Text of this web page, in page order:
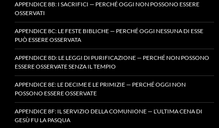
APPENDICE 8B: I SACRIFICI — PERCHÉ OGGI NON POSSONO ESSERE
OSSERVATI
APPENDICE 8C: LE FESTE BIBLICHE — PERCHÉ OGGI NESSUNA DI ESSE
PUÒ ESSERE OSSERVATA
APPENDICE 8D: LE LEGGI DI PURIFICAZIONE — PERCHÉ NON POSSONO
ESSERE OSSERVATE SENZA IL TEMPIO
APPENDICE 8E: LE DECIME E LE PRIMIZIE — PERCHÉ OGGI NON
POSSONO ESSERE OSSERVATE
APPENDICE 8F: IL SERVIZIO DELLA COMUNIONE — L’ULTIMA CENA DI
GESÙ FU LA PASQUA